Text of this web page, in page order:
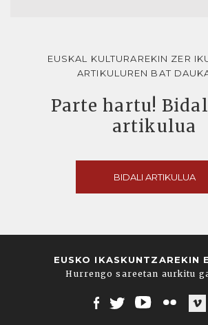
EUSKAL KULTURAREKIN ZER
ARTIKULUREN BAT
Parte hartu!
artikulua
BIDALI ARTIKULUA
EUSKO IKASKUNTZAREKIN
Hurrengo sareetan aurkitu